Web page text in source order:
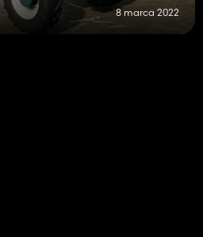
8 marca 2022